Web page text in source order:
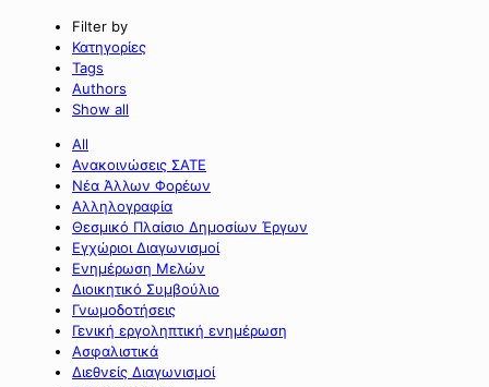
Filter by
Κατηγορίες
Tags
Authors
Show all
All
Ανακοινώσεις ΣΑΤΕ
Νέα Άλλων Φορέων
Αλληλογραφία
Θεσμικό Πλαίσιο Δημοσίων Έργων
Εγχώριοι Διαγωνισμοί
Ενημέρωση Μελών
Διοικητικό Συμβούλιο
Γνωμοδοτήσεις
Γενική εργοληπτική ενημέρωση
Ασφαλιστικά
Διεθνείς Διαγωνισμοί